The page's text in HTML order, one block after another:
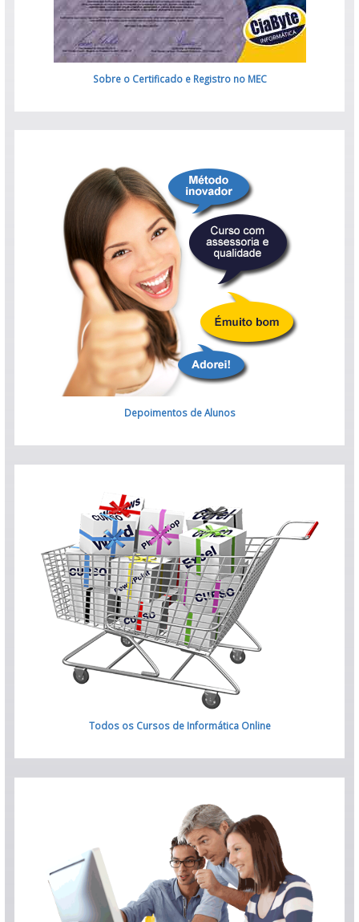
Sobre o Certificado e Registro no MEC
Depoimentos de Alunos
Todos os Cursos de Informática Online